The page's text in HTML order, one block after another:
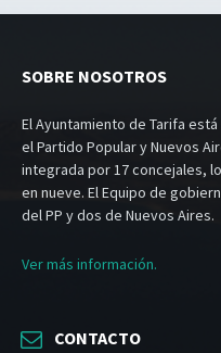
SOBRE NOSOTROS
El Ayuntamiento de Tarifa
el Partido Popular y Nuevos
integrada por 17 concejales,
en nueve. El Equipo de
del PP y dos de Nuevos Aires.
Ver más información.
CONTACTO